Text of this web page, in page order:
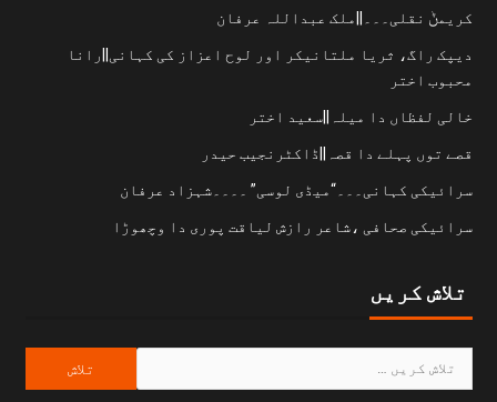
کریمݨ نقلی۔۔۔||ملک عبداللہ عرفان
دیپک راگ، ثریا ملتانیکر اور لوح اعزاز کی کہانی||رانا
محبوب اختر
خالی لفظاں دا میلہ||سعید اختر
قصے توں پہلے دا قصہ||ڈاکٹرنجیب حیدر
سرائیکی کہانی۔۔۔“میڈی لوسی” ۔۔۔۔شہزاد عرفان
سرائیکی صحافی ،شاعر رازش لیاقت پوری دا وچھوڑا
تلاش کریں